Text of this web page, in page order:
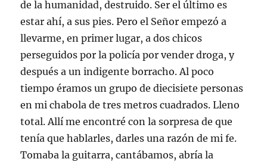
de la humanidad, destruido. Ser el último es
estar ahí, a sus pies. Pero el Señor empezó a
llevarme, en primer lugar, a dos chicos
perseguidos por la policía por vender droga, y
después a un indigente borracho. Al poco
tiempo éramos un grupo de diecisiete personas
en mi chabola de tres metros cuadrados. Lleno
total. Allí me encontré con la sorpresa de que
tenía que hablarles, darles una razón de mi fe.
Tomaba la guitarra, cantábamos, abría la